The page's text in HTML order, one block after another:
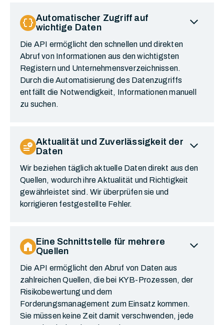
data_object Automatischer Zugriff auf
wichtige Daten
expand_more
Die API ermöglicht den schnellen und direkten
Abruf von Informationen aus den wichtigsten
Registern und Unternehmensverzeichnissen.
Durch die Automatisierung des Datenzugriffs
entfällt die Notwendigkeit, Informationen manuell
zu suchen.
data_check Aktualität und Zuverlässigkeit der
Daten
expand_more
Wir beziehen täglich aktuelle Daten direkt aus den
Quellen, wodurch ihre Aktualität und Richtigkeit
gewährleistet sind. Wir überprüfen sie und
korrigieren festgestellte Fehler.
home Eine Schnittstelle für mehrere
Quellen
expand_more
Die API ermöglicht den Abruf von Daten aus
zahlreichen Quellen, die bei KYB-Prozessen, der
Risikobewertung und dem
Forderungsmanagement zum Einsatz kommen.
Sie müssen keine Zeit damit verschwenden, jede